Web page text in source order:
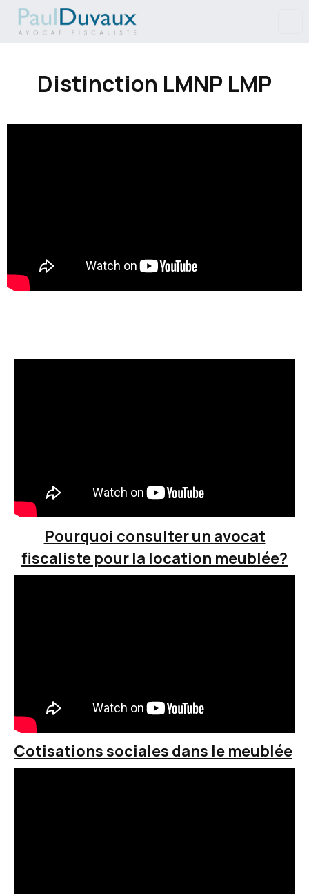
Distinction LMNP LMP
Pourquoi consulter un avocat
fiscaliste pour la location meublée?
Cotisations sociales dans le meublée